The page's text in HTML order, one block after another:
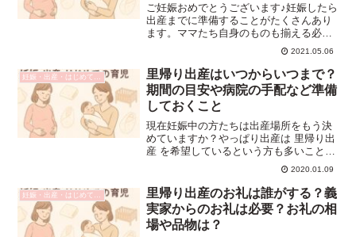
ご妊娠おめでとうございます♪妊娠したら
出産までに準備することがたくさんあり
ます。ママたち自身のものも揃える必要
がありますし、ベビーグッズも揃えない
といけません。赤ちゃんのグッズはどれ
も小さくて本当にかわいいですよね♪見て
いるだけで癒されます...
2021.05.06
里帰り出産はいつからいつまで？
期間の目安や病院の手配など準備
しておくこと
現在妊娠中の方たちは出産場所をもう決
めていますか？やっぱり出産は 里帰り出
産 を希望しているという方も多いことで
しょう。出産後は家事も仕事も避けて、
安静に過ごすことが大切です。そうなる
と甘えられるのはやっぱり母親ですよ
ね。私も一人目を出産し...
2020.01.09
里帰り出産のお礼は誰がする？義
実家からのお礼は必要？お礼の相
場や品物は？